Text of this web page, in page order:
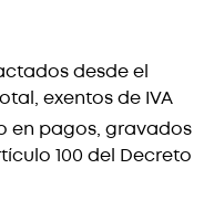
desde el
exentos de IVA
en pagos, gravados
100 del Decreto